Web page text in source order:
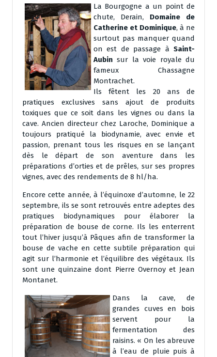
La Bourgogne a un point de
chute, Derain, Domaine de
Catherine et Dominique, à ne
surtout pas manquer quand
on est de passage à Saint-
Aubin sur la voie royale du
fameux Chassagne
Montrachet.
Ils fêtent les 20 ans de
pratiques exclusives sans ajout de produits
toxiques que ce soit dans les vignes ou dans la
cave. Ancien directeur chez Laroche, Dominique a
toujours pratiqué la biodynamie, avec envie et
passion, prenant tous les risques en se lançant
dès le départ de son aventure dans les
préparations d’orties et de prêles, sur ses propres
vignes, avec des rendements de 8 hl/ha.
Encore cette année, à l’équinoxe d’automne, le 22
septembre, ils se sont retrouvés entre adeptes des
pratiques biodynamiques pour élaborer la
préparation de bouse de corne. Ils les enterrent
tout l’hiver jusqu’à Pâques afin de transformer la
bouse de vache en cette subtile préparation qui
agit sur l’harmonie et l’équilibre des végétaux. Ils
sont une quinzaine dont Pierre Overnoy et Jean
Montanet.
Dans la cave, de
grandes cuves en bois
servent pour la
fermentation des
raisins. « On les abreuve
à l’eau de pluie puis à